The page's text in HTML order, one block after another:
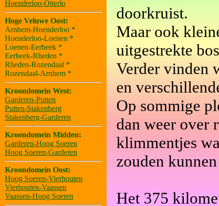
Hoenderloo-Otterlo
Hoge Veluwe Oost:
Arnhem-Hoenderloo *
Hoenderloo-Loenen *
Loenen-Eerbeek *
Eerbeek-Rheden *
Rheden-Rozendaal *
Rozendaal-Arnhem *
Kroondomein West:
Garderen-Putten
Putten-Stakenberg
Stakenberg-Garderen
Kroondomein Midden:
Garderen-Hoog Soeren
Hoog Soeren-Garderen
Kroondomein Oost:
Hoog Soeren-Vierhouten
Vierhouten-Vaassen
Vaassen-Hoog Soeren
doorkruist.
Maar ook
uitgestrekte
Verder vinden
en
Op sommige
dan weer over
klimmentjes
zouden
Het 375